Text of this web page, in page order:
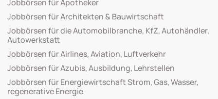
Jobbörsen für Apotheker
Jobbörsen für Architekten & Bauwirtschaft
Jobbörsen für die Automobilbranche, KfZ, Autohändler,
Autowerkstatt
Jobbörsen für Airlines, Aviation, Luftverkehr
Jobbörsen für Azubis, Ausbildung, Lehrstellen
Jobbörsen für Energiewirtschaft Strom, Gas, Wasser,
regenerative Energie